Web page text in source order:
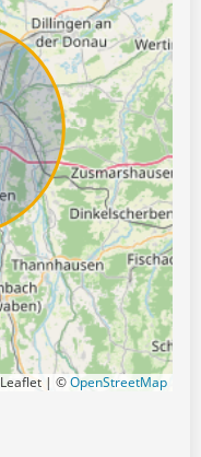
Leaflet | ©OpenStreetMap